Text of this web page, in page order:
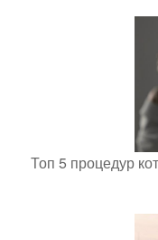
Топ 5 процедур